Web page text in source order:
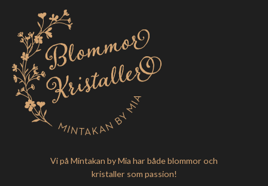
Vi på Mintakan by Mia har både blommor och
kristaller som passion!